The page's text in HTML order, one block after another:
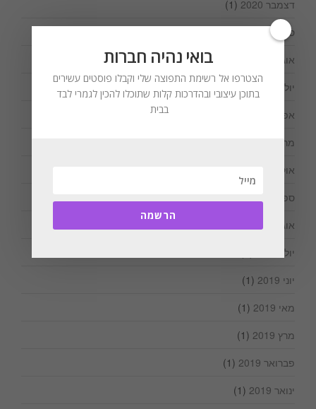
דצמבר 2020
(1)
ספטמבר 2020
אוגוסט 2020
יולי 2020
אפריל 2020
מרץ 2020
אוקטובר 2019
ספטמבר 2019
אוגוסט 2019
יולי 2019
יוני 2019
(1)
מאי 2019
(1)
מרץ 2019
(1)
פברואר 2019
(1)
ינואר 2019
(1)
בואי נהיה חברות
הצטרפו אל רשימת התפוצה שלי וקבלו פוסטים עשירים
בתוכן עיצובי ובהדרכות קלות שתוכלו להכין לגמרי לבד
בבית
הרשמה